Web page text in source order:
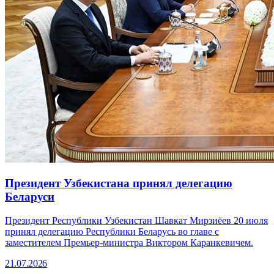
Президент Узбекистана принял делегацию
Беларуси
Президент Республики Узбекистан Шавкат Мирзиёев 20 июля
принял делегацию Республики Беларусь во главе с
заместителем Премьер-министра Виктором Каранкевичем.
21.07.2026